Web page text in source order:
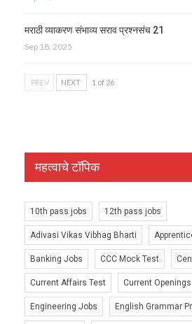
मराठी व्याकरण संभाव्य सराव प्रश्नसंच 21
Sep 18, 2025
PREV NEXT 1 of 26
महत्वाचे टॉपिक
10th pass jobs 12th pass jobs
Adivasi Vikas Vibhag Bharti
Banking Jobs CCC Mock Test
Current Affairs Test Current Openings
Engineering Jobs English Grammar